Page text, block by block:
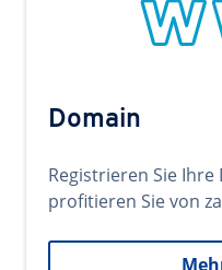
Domain
Registrieren Sie Ihre
profitieren Sie von